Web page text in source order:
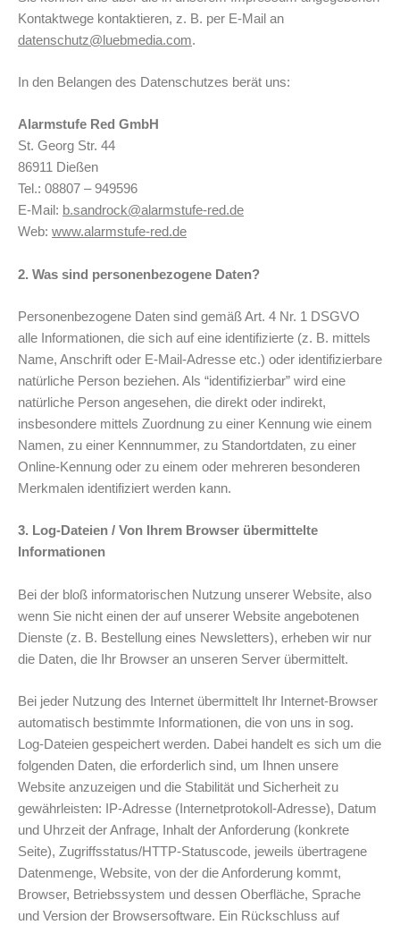
Kontaktwege kontaktieren, z. B. per E-Mail an
datenschutz@luebmedia.com.
In den Belangen des Datenschutzes berät uns:
Alarmstufe Red GmbH
St. Georg Str. 44
86911 Dießen
Tel.: 08807 – 949596
E-Mail: b.sandrock@alarmstufe-red.de
Web: www.alarmstufe-red.de
2. Was sind personenbezogene Daten?
Personenbezogene Daten sind gemäß Art. 4 Nr. 1 DSGVO
alle Informationen, die sich auf eine identifizierte (z. B. mittels
Name, Anschrift oder E-Mail-Adresse etc.) oder identifizierbare
natürliche Person beziehen. Als “identifizierbar” wird eine
natürliche Person angesehen, die direkt oder indirekt,
insbesondere mittels Zuordnung zu einer Kennung wie einem
Namen, zu einer Kennnummer, zu Standortdaten, zu einer
Online-Kennung oder zu einem oder mehreren besonderen
Merkmalen identifiziert werden kann.
3. Log-Dateien / Von Ihrem Browser übermittelte
Informationen
Bei der bloß informatorischen Nutzung unserer Website, also
wenn Sie nicht einen der auf unserer Website angebotenen
Dienste (z. B. Bestellung eines Newsletters), erheben wir nur
die Daten, die Ihr Browser an unseren Server übermittelt.
Bei jeder Nutzung des Internet übermittelt Ihr Internet-Browser
automatisch bestimmte Informationen, die von uns in sog.
Log-Dateien gespeichert werden. Dabei handelt es sich um die
folgenden Daten, die erforderlich sind, um Ihnen unsere
Website anzuzeigen und die Stabilität und Sicherheit zu
gewährleisten: IP-Adresse (Internetprotokoll-Adresse), Datum
und Uhrzeit der Anfrage, Inhalt der Anforderung (konkrete
Seite), Zugriffsstatus/HTTP-Statuscode, jeweils übertragene
Datenmenge, Website, von der die Anforderung kommt,
Browser, Betriebssystem und dessen Oberfläche, Sprache
und Version der Browsersoftware. Ein Rückschluss auf